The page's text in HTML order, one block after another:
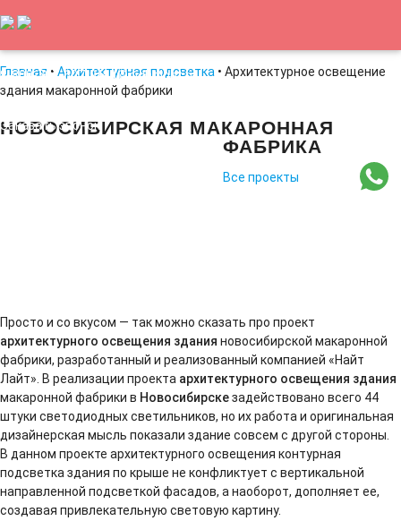
8-800-707-607-9led@nightlight.ru
Заказать звонок
Главная • Архитектурная подсветка • Архитектурное освещение
здания макаронной фабрики
НОВОСИБИРСКАЯ МАКАРОННАЯ
ФАБРИКА
Все проекты
Просто и со вкусом — так можно сказать про проект
архитектурного освещения здания новосибирской макаронной
фабрики, разработанный и реализованный компанией «Найт
Лайт». В реализации проекта архитектурного освещения здания
макаронной фабрики в Новосибирскезадействовано всего 44
штуки светодиодных светильников, но их работа и оригинальная
дизайнерская мысль показали здание совсем с другой стороны.
В данном проекте архитектурного освещения контурная
подсветка здания по крыше не конфликтует с вертикальной
направленной подсветкой фасадов, а наоборот, дополняет ее,
создавая привлекательную световую картину.